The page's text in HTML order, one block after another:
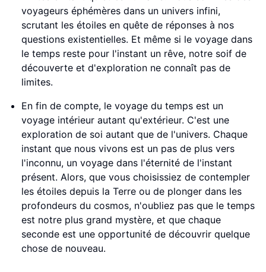
voyageurs éphémères dans un univers infini,
scrutant les étoiles en quête de réponses à nos
questions existentielles. Et même si le voyage dans
le temps reste pour l'instant un rêve, notre soif de
découverte et d'exploration ne connaît pas de
limites.
En fin de compte, le voyage du temps est un
voyage intérieur autant qu'extérieur. C'est une
exploration de soi autant que de l'univers. Chaque
instant que nous vivons est un pas de plus vers
l'inconnu, un voyage dans l'éternité de l'instant
présent. Alors, que vous choisissiez de contempler
les étoiles depuis la Terre ou de plonger dans les
profondeurs du cosmos, n'oubliez pas que le temps
est notre plus grand mystère, et que chaque
seconde est une opportunité de découvrir quelque
chose de nouveau.